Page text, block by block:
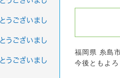
福岡県 糸島
今後ともよろ
うございまし
うございまし
うございまし